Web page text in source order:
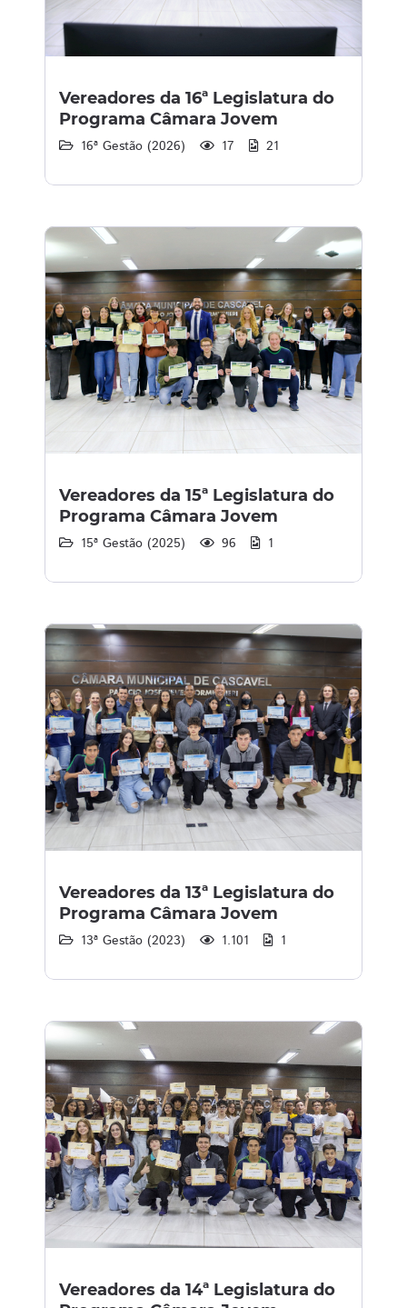
Vereadores da 16ª Legislatura do
Programa Câmara Jovem
16ª Gestão (2026) 17 21
Vereadores da 15ª Legislatura do
Programa Câmara Jovem
15ª Gestão (2025) 96 1
Vereadores da 13ª Legislatura do
Programa Câmara Jovem
13ª Gestão (2023) 1.101 1
Vereadores da 14ª Legislatura do